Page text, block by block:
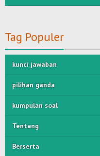
Tag Populer
kunci jawaban
pilihan ganda
kumpulan soal
Tentang
Berserta